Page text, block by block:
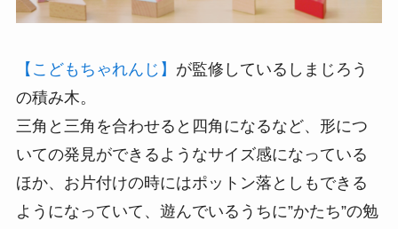
【こどもちゃれんじ】 が監修しているしまじろう
の積み木。
三角と三角を合わせると四角になるなど、形につ
いての発見ができるようなサイズ感になっている
ほか、お片付けの時にはポットン落としもできる
ようになっていて、遊んでいるうちに”かたち”の勉